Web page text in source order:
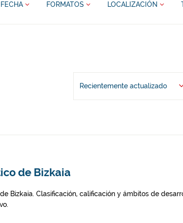
FECHA FORMATOS LOCALIZACIÓN
Recientemente actualizado
de Bizkaia
Bizkaia. Clasificación, calificación y ámbitos de